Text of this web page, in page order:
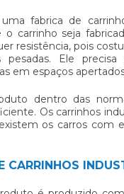
umafabrica de
carrinho seja
resistência, pois
Ele precisa
em espaços
dentro das
Os carrinhos
os carros com
CARRINHOS